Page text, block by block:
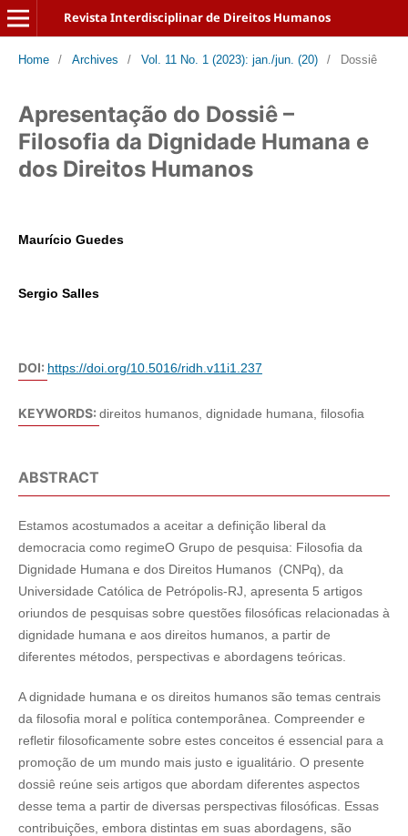
Revista Interdisciplinar de Direitos Humanos
Home / Archives / Vol. 11 No. 1 (2023): jan./jun. (20) / Dossiê
Apresentação do Dossiê –
Filosofia da Dignidade Humana e
dos Direitos Humanos
Maurício Guedes
Sergio Salles
DOI: https://doi.org/10.5016/ridh.v11i1.237
KEYWORDS: direitos humanos, dignidade humana, filosofia
ABSTRACT
Estamos acostumados a aceitar a definição liberal da
democracia como regimeO Grupo de pesquisa: Filosofia da
Dignidade Humana e dos Direitos Humanos (CNPq), da
Universidade Católica de Petrópolis-RJ, apresenta 5 artigos
oriundos de pesquisas sobre questões filosóficas relacionadas à
dignidade humana e aos direitos humanos, a partir de
diferentes métodos, perspectivas e abordagens teóricas.
A dignidade humana e os direitos humanos são temas centrais
da filosofia moral e política contemporânea. Compreender e
refletir filosoficamente sobre estes conceitos é essencial para a
promoção de um mundo mais justo e igualitário. O presente
dossiê reúne seis artigos que abordam diferentes aspectos
desse tema a partir de diversas perspectivas filosóficas. Essas
contribuições, embora distintas em suas abordagens, são